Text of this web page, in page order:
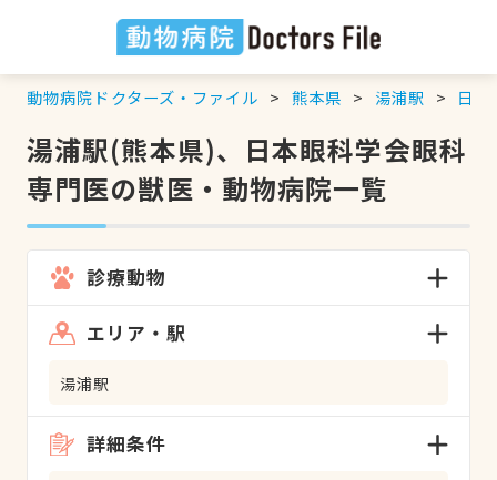
動物病院ドクターズ・ファイル 熊本県 湯浦駅 日本
湯浦駅(熊本県)、日本眼科学会眼科
専門医の獣医・動物病院一覧
診療動物
エリア・駅
湯浦駅
詳細条件